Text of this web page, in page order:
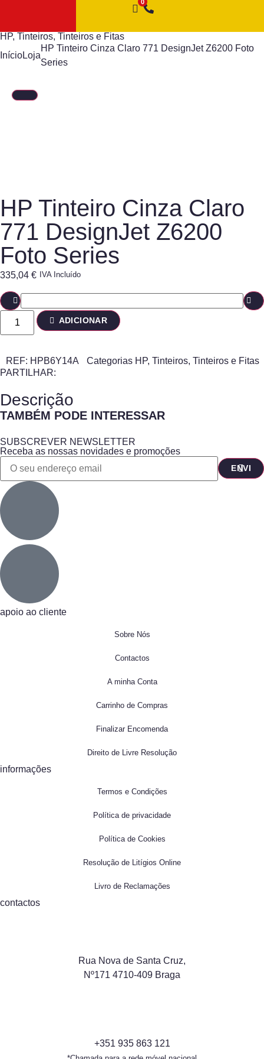
HP, Tinteiros, Tinteiros e Fitas
InícioLoja
HP Tinteiro Cinza Claro 771 DesignJet Z6200 Foto
Series
HP Tinteiro Cinza Claro
771 DesignJet Z6200
Foto Series
335,04 € IVA Incluído
ADICIONAR
REF: HPB6Y14A Categorias HP, Tinteiros, Tinteiros e Fitas
PARTILHAR:
Descrição
TAMBÉM PODE INTERESSAR
SUBSCREVER NEWSLETTER
Receba as nossas novidades e promoções
apoio ao cliente
Sobre Nós
Contactos
A minha Conta
Carrinho de Compras
Finalizar Encomenda
Direito de Livre Resolução
informações
Termos e Condições
Política de privacidade
Política de Cookies
Resolução de Litígios Online
Livro de Reclamações
contactos
Rua Nova de Santa Cruz,
Nº171 4710-409 Braga
+351 935 863 121